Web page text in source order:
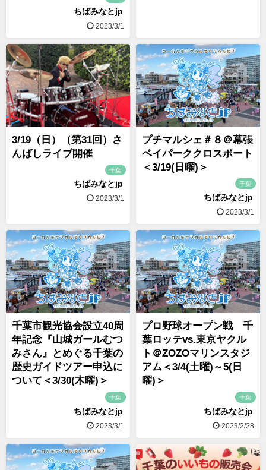
ちばみなとjp
2023/3/1
3/19（日）（第31回）さ
んばしライブ開催
千葉
ちばみなとjp
2023/3/1
プチマルシェ＃８＠幕張
ベイパーククロスポート
＜3/19(日曜)＞
千葉
ちばみなとjp
2023/3/1
千葉市観光協会設立40周
年記念『山城ガールむつ
みさん』とめぐる千葉の
歴史ガイドツアー申込に
ついて＜3/30(木曜)＞
千葉
ちばみなとjp
2023/3/1
プロ野球オープン戦 千
葉ロッテvs.東京ヤクル
ト＠ZOZOマリンスタジ
アム＜3/4(土曜)～5(日
曜)＞
千葉
ちばみなとjp
2023/2/28